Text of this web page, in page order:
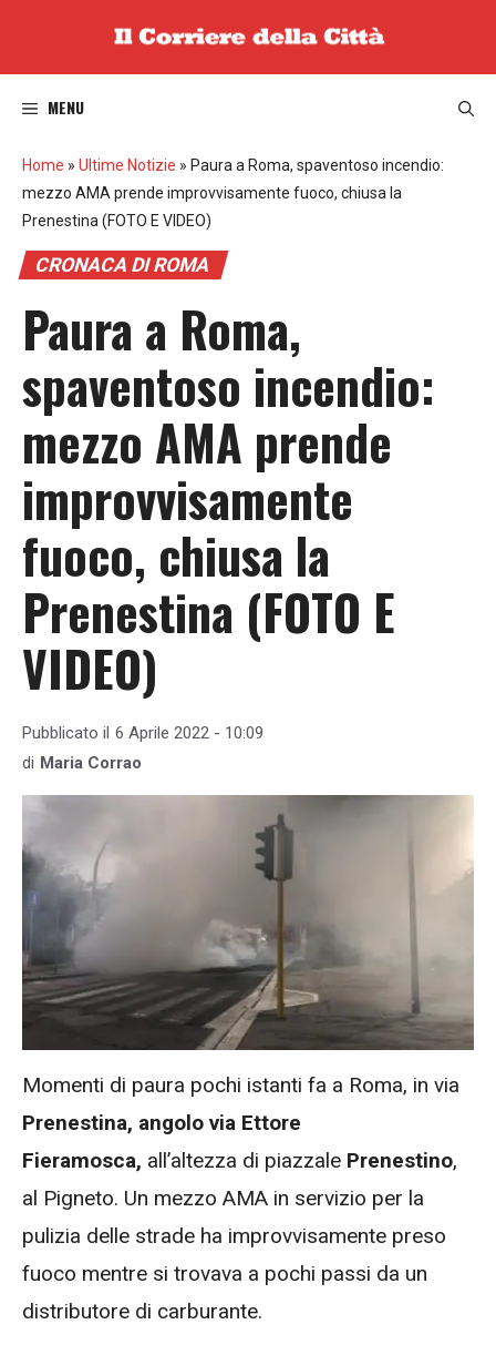
MENU
Home » Ultime Notizie » Paura a Roma, spaventoso incendio:
mezzo AMA prende improvvisamente fuoco, chiusa la
Prenestina (FOTO E VIDEO)
CRONACA DI ROMA
Paura a Roma,
spaventoso incendio:
mezzo AMA prende
improvvisamente
fuoco, chiusa la
Prenestina (FOTO E
VIDEO)
Pubblicato il 6 Aprile 2022 - 10:09
di Maria Corrao
Momenti di paura pochi istanti fa a Roma, in via
Prenestina, angolo via Ettore
Fieramosca, all’altezza di piazzale Prenestino,
al Pigneto. Un mezzo AMA in servizio per la
pulizia delle strade ha improvvisamente preso
fuoco mentre si trovava a pochi passi da un
distributore di carburante.